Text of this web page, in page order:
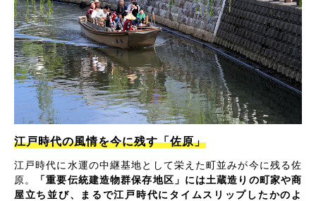
江戸時代の風情を今に残す「佐原」
江戸時代に水運の中継基地として栄えた町並みが今に残る佐
原。
「重要伝統建造物群保存地区」には土蔵造りの町家や商
屋立ち並び、まるで江戸時代にタイムスリップしたかのよ